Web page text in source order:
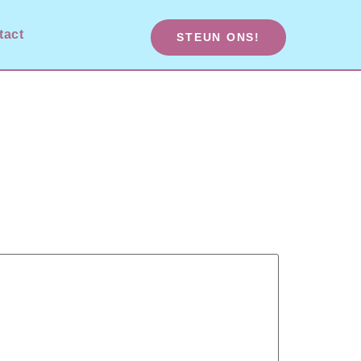
STEUN ONS!